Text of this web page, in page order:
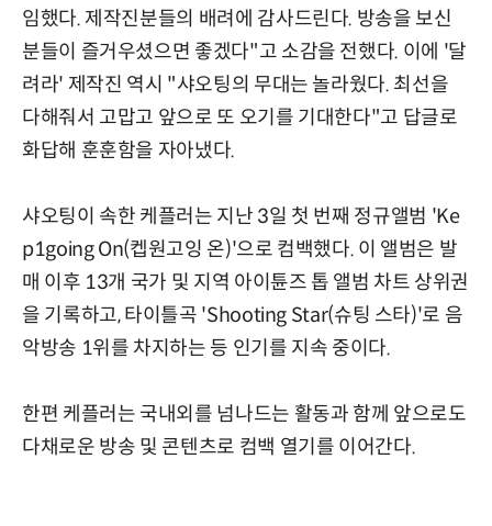
임했다. 제작진분들의 배려에 감사드린다. 방송을 보신
분들이 즐거우셨으면 좋겠다"고 소감을 전했다. 이에 '달
려라' 제작진 역시 "샤오팅의 무대는 놀라웠다. 최선을
다해줘서 고맙고 앞으로 또 오기를 기대한다"고 답글로
화답해 훈훈함을 자아냈다.
샤오팅이 속한 케플러는 지난 3일 첫 번째 정규앨범 'Ke
p1going On(켑원고잉 온)'으로 컴백했다. 이 앨범은 발
매 이후 13개 국가 및 지역 아이튠즈 톱 앨범 차트 상위권
을 기록하고, 타이틀곡 'Shooting Star(슈팅 스타)'로 음
악방송 1위를 차지하는 등 인기를 지속 중이다.
한편 케플러는 국내외를 넘나드는 활동과 함께 앞으로도
다채로운 방송 및 콘텐츠로 컴백 열기를 이어간다.